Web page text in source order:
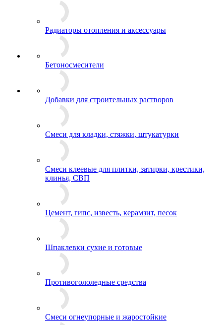
Радиаторы отопления и аксессуары
Бетоносмесители
Добавки для строительных растворов
Смеси для кладки, стяжки, штукатурки
Смеси клеевые для плитки, затирки, крестики,
клинья, СВП
Цемент, гипс, известь, керамзит, песок
Шпаклевки сухие и готовые
Противогололедные средства
Смеси огнеупорные и жаростойкие